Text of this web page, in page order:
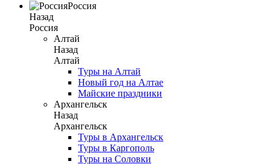
Россия
Назад
Россия
Алтай
Назад
Алтай
Туры на Алтай
Новый год на Алтае
Майские праздники
Архангельск
Назад
Архангельск
Туры в Архангельск
Туры в Каргополь
Туры на Соловки